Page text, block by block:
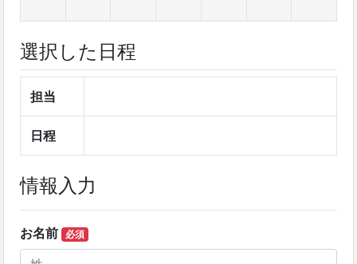
選択した日程
担当
日程
情報入力
お名前 必須